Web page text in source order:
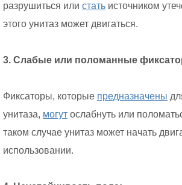
разрушиться или стать источником
этого унитаз может двигаться.
3. Слабые или поломанные
Фиксаторы, которые предназначены
унитаза, могут ослабнуть или
таком случае унитаз может начать
использовании.